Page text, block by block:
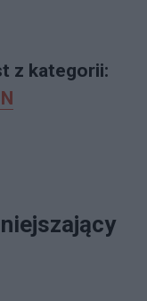
z kategorii: